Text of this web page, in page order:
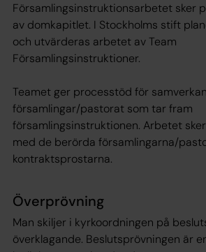
Församlingsinstruktionsarbetet sker
av domkapitlet. I Stockholms stift
och utvärderas arbetet av Team
Församlingsinstruktioner.
Teamet ger processtöd för
församlingar/pastorat som tar fram
församlingsinstruktionen. Arbetet
med de berörda församlingarna/
kontraktsprostarna.
Överprövning
Man skiljer i kyrkoordningen på
överklagande. Beslutsprövningen är